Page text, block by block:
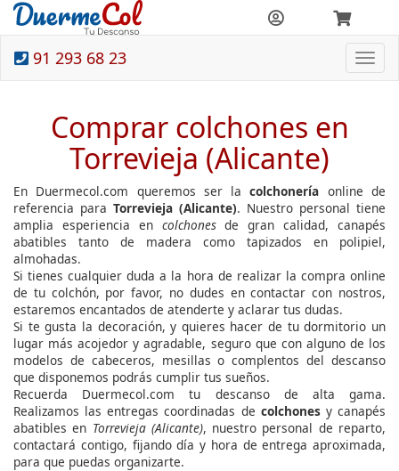
91 293 68 23
Comprar colchones en
Torrevieja (Alicante)
En Duermecol.com queremos ser lacolchonería online de
referencia para Torrevieja (Alicante). Nuestro personal tiene
amplia esperiencia en colchonesde gran calidad, canapés
abatibles tanto de madera como tapizados en polipiel,
almohadas.
Si tienes cualquier duda a la hora de realizar la compra online
de tu colchón, por favor, no dudes en contactar con nostros,
estaremos encantados de atenderte y aclarar tus dudas.
Si te gusta la decoración, y quieres hacer de tu dormitorio un
lugar más acojedor y agradable, seguro que con alguno de los
modelos de cabeceros, mesillas o complentos del descanso
que disponemos podrás cumplir tus sueños.
Recuerda Duermecol.com tu descanso de alta gama.
Realizamos las entregas coordinadas de colchonesy canapés
abatibles en Torrevieja (Alicante), nuestro personal de reparto,
contactará contigo, fijando día y hora de entrega aproximada,
para que puedas organizarte.